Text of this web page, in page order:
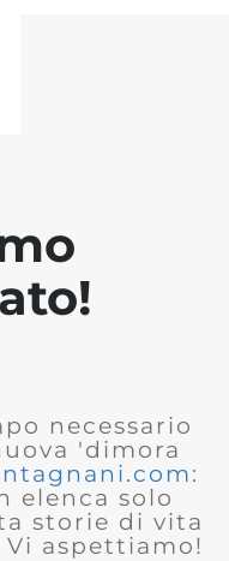
necessario
'dimora
:
elenca solo
storie di vita
aspettiamo!